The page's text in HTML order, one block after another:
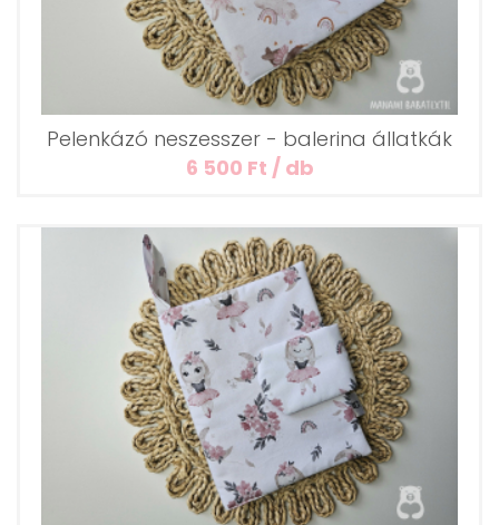
Pelenkázó neszesszer - balerina állatkák
6 500 Ft / db